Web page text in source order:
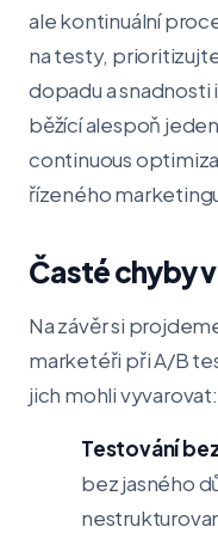
ale kontinuální
na testy,
dopadu a
běžící alespoň
continuous
řízeného
Časté chyby
Na závěr si
marketéři při A/B
jich mohli vyvarovat:
Testování
bez jasného